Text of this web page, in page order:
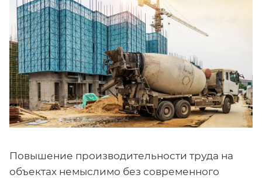
Повышение производительности труда на
объектах немыслимо без современного